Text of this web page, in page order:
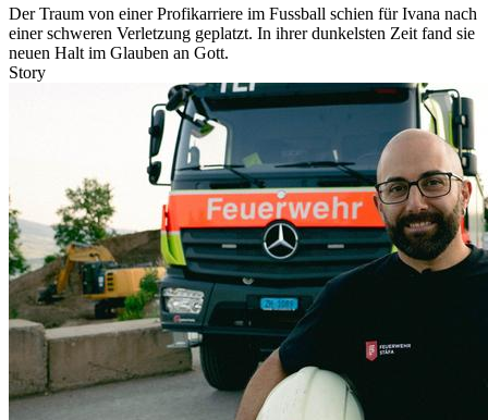
Der Traum von einer Profikarriere im Fussball schien für Ivana nach
einer schweren Verletzung geplatzt. In ihrer dunkelsten Zeit fand sie
neuen Halt im Glauben an Gott.
Story